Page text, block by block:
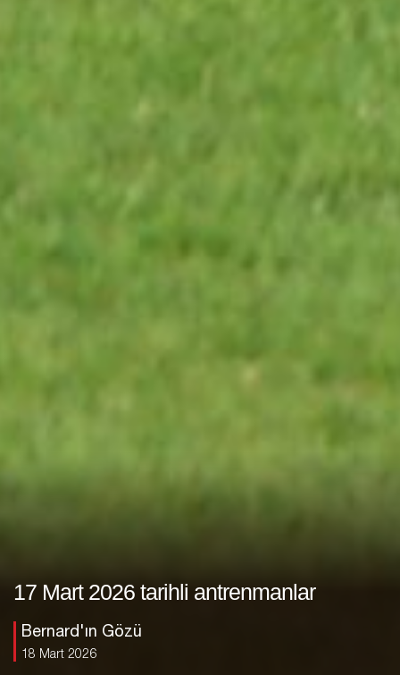
17 Mart 2026 tarihli antrenmanlar
Bernard'ın Gözü
18 Mart 2026